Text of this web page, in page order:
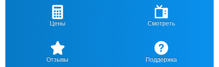
Цены Смотреть
Отзывы Поддержка